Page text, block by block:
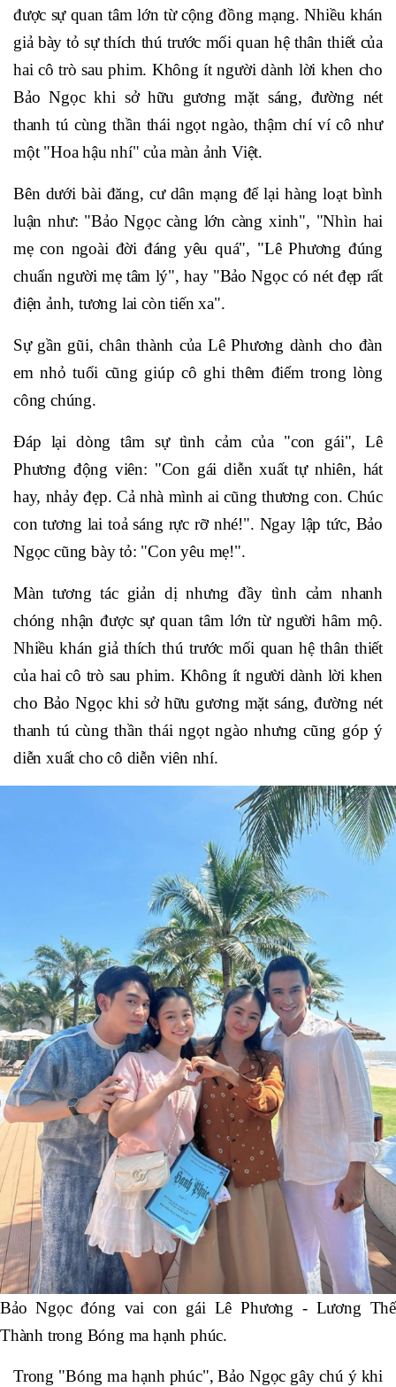
được sự quan tâm lớn từ cộng đồng mạng. Nhiều khán
giả bày tỏ sự thích thú trước mối quan hệ thân thiết của
hai cô trò sau phim. Không ít người dành lời khen cho
Bảo Ngọc khi sở hữu gương mặt sáng, đường nét
thanh tú cùng thần thái ngọt ngào, thậm chí ví cô như
một "Hoa hậu nhí" của màn ảnh Việt.
Bên dưới bài đăng, cư dân mạng để lại hàng loạt bình
luận như: "Bảo Ngọc càng lớn càng xinh", "Nhìn hai
mẹ con ngoài đời đáng yêu quá", "Lê Phương đúng
chuẩn người mẹ tâm lý", hay "Bảo Ngọc có nét đẹp rất
điện ảnh, tương lai còn tiến xa".
Sự gần gũi, chân thành của Lê Phương dành cho đàn
em nhỏ tuổi cũng giúp cô ghi thêm điểm trong lòng
công chúng.
Đáp lại dòng tâm sự tình cảm của "con gái", Lê
Phương động viên: "Con gái diễn xuất tự nhiên, hát
hay, nhảy đẹp. Cả nhà mình ai cũng thương con. Chúc
con tương lai toả sáng rực rỡ nhé!". Ngay lập tức, Bảo
Ngọc cũng bày tỏ: "Con yêu mẹ!".
Màn tương tác giản dị nhưng đầy tình cảm nhanh
chóng nhận được sự quan tâm lớn từ người hâm mộ.
Nhiều khán giả thích thú trước mối quan hệ thân thiết
của hai cô trò sau phim. Không ít người dành lời khen
cho Bảo Ngọc khi sở hữu gương mặt sáng, đường nét
thanh tú cùng thần thái ngọt ngào nhưng cũng góp ý
diễn xuất cho cô diễn viên nhí.
Bảo Ngọc đóng vai con gái Lê Phương - Lương Thế
Thành trong Bóng ma hạnh phúc.
Trong "Bóng ma hạnh phúc", Bảo Ngọc gây chú ý khi